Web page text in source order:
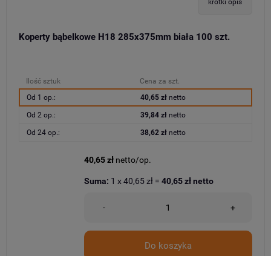
krótki opis
Koperty bąbelkowe H18 285x375mm biała 100 szt.
Ilość sztuk
Cena za szt.
Od 1 op.:
40,65 złnetto
Od 2 op.: 39,84 złnetto
Od 24 op.: 38,62 złnetto
40,65 zł netto/op.
- +
Do koszyka
Suma: 1 x40,65 zł = 40,65 złnetto